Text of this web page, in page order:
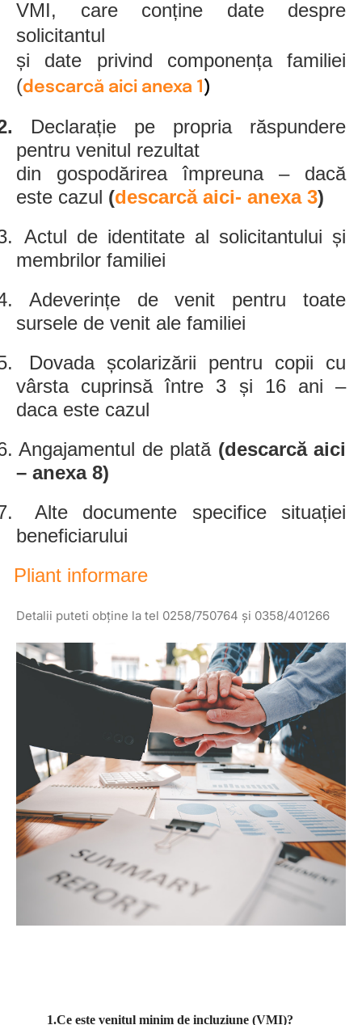
VMI, care conține date despre
solicitantul
și date privind componența familiei
(descarcă aici anexa 1 )
Declarație pe propria răspundere
pentru venitul rezultat
din gospodărirea împreuna – dacă
este cazul (descarcă aici- anexa 3)
Actul de identitate al solicitantului și
membrilor familiei
Adeverințe de venit pentru toate
sursele de venit ale familiei
Dovada școlarizării pentru copii cu
vârsta cuprinsă între 3 și 16 ani –
daca este cazul
Angajamentul de plată (descarcă aici
– anexa 8)
Alte documente specifice situației
beneficiarului
Pliant informare
Detalii puteti obține la tel 0258/750764 și 0358/401266
1.Ce este venitul minim de incluziune (VMI)?